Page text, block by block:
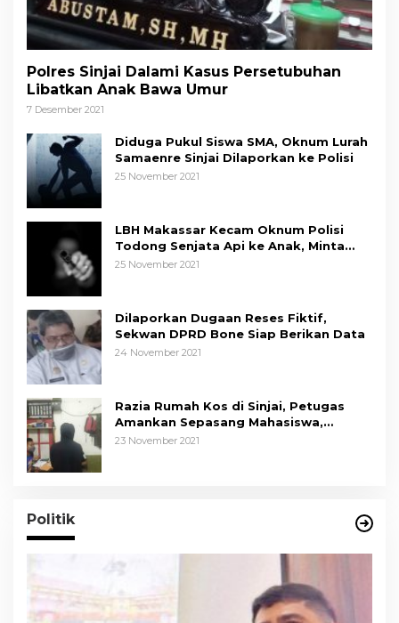
Polres Sinjai Dalami Kasus Persetubuhan
Libatkan Anak Bawa Umur
7 Desember 2021
Diduga Pukul Siswa SMA, Oknum Lurah
Samaenre Sinjai Dilaporkan ke Polisi
25 November 2021
LBH Makassar Kecam Oknum Polisi
Todong Senjata Api ke Anak, Minta
Kapolda Sulsel Tindak Tegas
25 November 2021
Dilaporkan Dugaan Reses Fiktif,
Sekwan DPRD Bone Siap Berikan Data
24 November 2021
Razia Rumah Kos di Sinjai, Petugas
Amankan Sepasang Mahasiswa,
Mengaku Berpacaran
23 November 2021
Politik